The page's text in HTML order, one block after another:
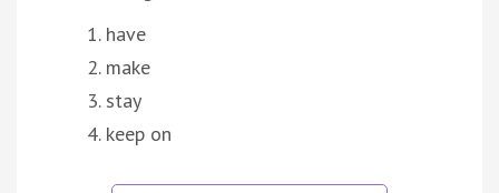
have
make
stay
keep on